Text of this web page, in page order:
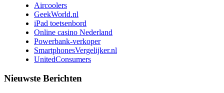
Aircoolers
GeekWorld.nl
iPad toetsenbord
Online casino Nederland
Powerbank-verkoper
SmartphonesVergelijker.nl
UnitedConsumers
Nieuwste Berichten